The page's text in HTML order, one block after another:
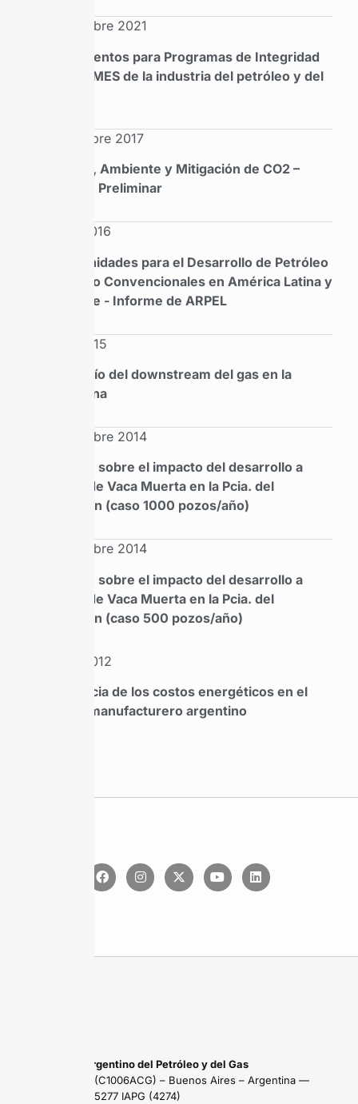
Septiembre 2021
Lineamientos para Programas de Integridad
para PyMES de la industria del petróleo y del
Noviembre 2017
Energía, Ambiente y Mitigación de CO2 –
Informe Preliminar
Junio 2016
Oportunidades para el Desarrollo de Petróleo
y Gas No Convencionales en América Latina y
el Caribe - Informe de ARPEL
Julio 2015
El desafío del downstream del gas en la
Argentina
Septiembre 2014
Informe sobre el impacto del desarrollo a
escala de Vaca Muerta en la Pcia. del
Neuquén (caso 1000 pozos/año)
Septiembre 2014
Informe sobre el impacto del desarrollo a
escala de Vaca Muerta en la Pcia. del
Neuquén (caso 500 pozos/año)
Mayo 2012
Incidencia de los costos energéticos en el
sector manufacturero argentino
Instituto Argentino del Petróleo y del Gas
Maipú 639 (C1006ACG) – Buenos Aires – Argentina —
Tel: (54 11) 5277 IAPG (4274)